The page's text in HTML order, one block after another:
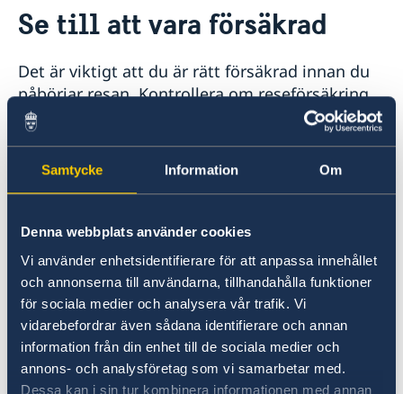
Samtycke Information Om
Denna webbplats använder cookies
Vi använder enhetsidentifierare för att anpassa innehållet
och annonserna till användarna, tillhandahålla funktioner
för sociala medier och analysera vår trafik. Vi
vidarebefordrar även sådana identifierare och annan
information från din enhet till de sociala medier och
annons- och analysföretag som vi samarbetar med.
Dessa kan i sin tur kombinera informationen med annan
Hjälp till svenskar i Mongoliet
Pass utomlands
Legaliseringar
Hjälp kring medborgarskap
Akut hjälp
Ambassadens reseinformation
Aktuella händelser
Allmänna säkerhetsläget
Terrorism
Naturförhållanden och katastrofer
In- och utresebestämmelser
Lokala lagar och sedvänjor
Trafiksäkerhet
Kriminalitet och personlig säkerhet
Resa i landet
Kriser och katastrofer
Evakuering vid kriser och katastrofer
Lagen om konsulära katastrofinsatser
Försäkringsskydd
Övriga upplysningar
Se till att vara försäkrad
Det är viktigt att du är rätt försäkrad innan du
påbörjar resan. Kontrollera om reseförsäkring
ingår i din hemförsäkring. Med reseförsäkring
kan du få hjälp om du blir sjuk, skadad eller
behöver sjuktransport till Sverige.
Se till att vara försäkrad
Här finns grundläggande information som
gäller för alla länder. I vissa länder gäller
dessutom ytterligare villkor. Kontakta ansvarig
ambassad för mer information.